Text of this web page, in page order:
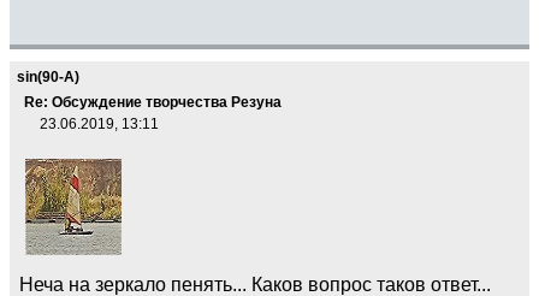
sin(90-A)
Re: Обсуждение творчества Резуна
23.06.2019, 13:11
Неча на зеркало пенять... Каков вопрос таков ответ...